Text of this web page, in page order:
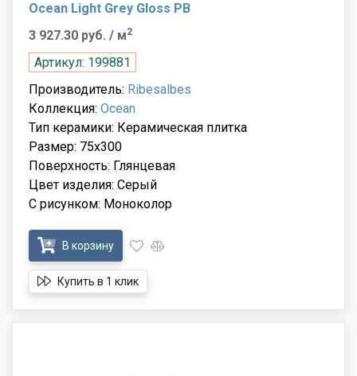
Ocean Light Grey Gloss PB
3 927.30 руб. / м2
Артикул: 199881
Производитель: Ribesalbes
Коллекция: Ocean
Тип керамики: Керамическая плитка
Размер: 75x300
Поверхность: Глянцевая
Цвет изделия: Серый
С рисунком: Моноколор
В корзину
Купить в 1 клик